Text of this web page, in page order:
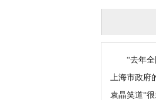
“去年全国
上海市政府
袁晶笑道“很